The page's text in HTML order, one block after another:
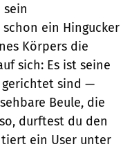
sein
ein Hingucker
Körpers die
sich: Es ist seine
gerichtet sind —
Beule, die
durftest du den
ein User unter